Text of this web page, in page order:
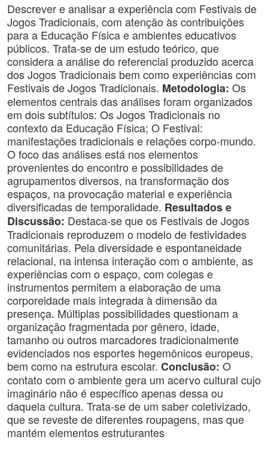
Descrever e analisar a experiência com Festivais de
Jogos Tradicionais, com atenção às contribuições
para a Educação Física e ambientes educativos
públicos. Trata-se de um estudo teórico, que
considera a análise do referencial produzido acerca
dos Jogos Tradicionais bem como experiências com
Festivais de Jogos Tradicionais. Metodologia: Os
elementos centrais das análises foram organizados
em dois subtítulos: Os Jogos Tradicionais no
contexto da Educação Física; O Festival:
manifestações tradicionais e relações corpo-mundo.
O foco das análises está nos elementos
provenientes do encontro e possibilidades de
agrupamentos diversos, na transformação dos
espaços, na provocação material e experiência
diversificadas de temporalidade. Resultados e
Discussão: Destaca-se que os Festivais de Jogos
Tradicionais reproduzem o modelo de festividades
comunitárias. Pela diversidade e espontaneidade
relacional, na intensa interação com o ambiente, as
experiências com o espaço, com colegas e
instrumentos permitem a elaboração de uma
corporeidade mais integrada à dimensão da
presença. Múltiplas possibilidades questionam a
organização fragmentada por gênero, idade,
tamanho ou outros marcadores tradicionalmente
evidenciados nos esportes hegemônicos europeus,
bem como na estrutura escolar. Conclusão: O
contato com o ambiente gera um acervo cultural cujo
imaginário não é específico apenas dessa ou
daquela cultura. Trata-se de um saber coletivizado,
que se reveste de diferentes roupagens, mas que
mantém elementos estruturantes